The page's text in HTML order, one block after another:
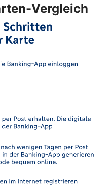
Vergleich